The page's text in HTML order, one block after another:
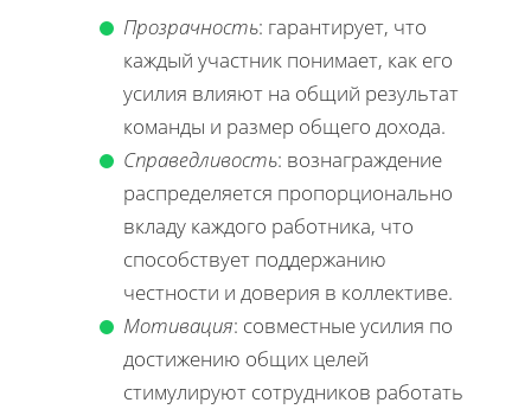
Прозрачность: гарантирует, что
каждый участник понимает, как его
усилия влияют на общий результат
команды и размер общего дохода.
Справедливость: вознаграждение
распределяется пропорционально
вкладу каждого работника, что
способствует поддержанию
честности и доверия в коллективе.
Мотивация: совместные усилия по
достижению общих целей
стимулируют сотрудников работать